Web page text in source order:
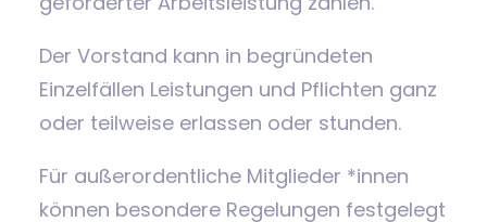
Der Vorstand kann in begründeten
Einzelfällen Leistungen und Pflichten ganz
oder teilweise erlassen oder stunden.
Für außerordentliche Mitglieder *innen
können besondere Regelungen festgelegt